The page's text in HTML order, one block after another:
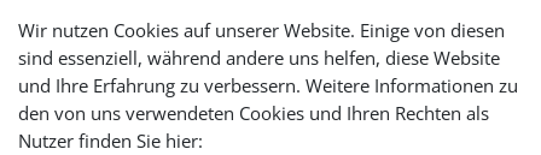
Wir nutzen Cookies auf unserer Website. Einige von diesen
sind essenziell, während andere uns helfen, diese Website
und Ihre Erfahrung zu verbessern. Weitere Informationen zu
den von uns verwendeten Cookies und Ihren Rechten als
Nutzer finden Sie hier:
Lieferfristen und
Lieferbeschränkung
WIR AKZEPTIEREN